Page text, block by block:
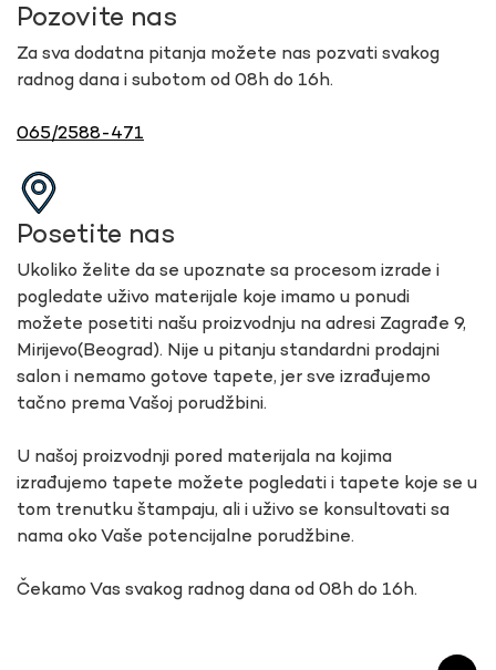
Pozovite nas
Za sva dodatna pitanja možete nas pozvati svakog
radnog dana i subotom od 08h do 16h.
065/2588-471
Posetite nas
Ukoliko želite da se upoznate sa procesom izrade i
pogledate uživo materijale koje imamo u ponudi
možete posetiti našu proizvodnju na adresi Zagrađe 9,
Mirijevo(Beograd). Nije u pitanju standardni prodajni
salon i nemamo gotove tapete, jer sve izrađujemo
tačno prema Vašoj porudžbini.
U našoj proizvodnji pored materijala na kojima
izrađujemo tapete možete pogledati i tapete koje se u
tom trenutku štampaju, ali i uživo se konsultovati sa
nama oko Vaše potencijalne porudžbine.
Čekamo Vas svakog radnog dana od 08h do 16h.